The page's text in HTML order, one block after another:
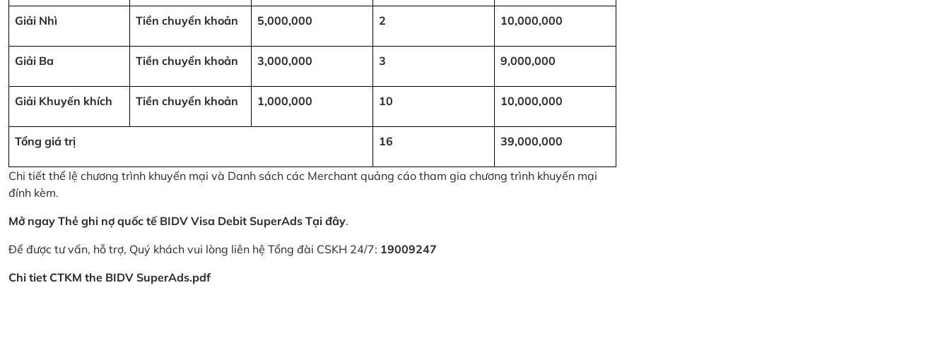
Giải Nhì Tiền chuyển khoản 5,000,000 2 10,000,000
Giải Ba Tiền chuyển khoản 3,000,000 3 9,000,000
Giải Khuyến khích Tiền chuyển khoản 1,000,000 10 10,000,000
Tổng giá trị 16 39,000,000
Chi tiết thể lệ chương trình khuyến mại và Danh sách các Merchant quảng cáo tham gia chương trình khuyến mại
đính kèm.
Mở ngay Thẻ ghi nợ quốc tế BIDV Visa Debit SuperAds Tại đây.
Để được tư vấn, hỗ trợ, Quý khách vui lòng liên hệ Tổng đài CSKH 24/7: 19009247
Chi tiet CTKM the BIDV SuperAds.pdf